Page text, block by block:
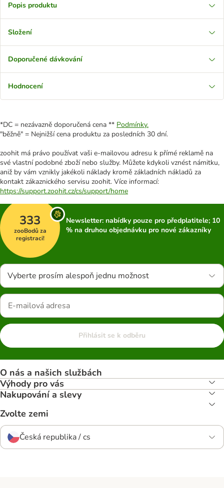
Popis produktu
Složení
Doporučené dávkování
Hodnocení
*DC = nezávazně doporučená cena ** Podmínky.
"běžně" = Nejnižší cena produktu za posledních 30 dní.
zoohit má právo používat vaši e-mailovou adresu k přímé reklamě na
své vlastní podobné zboží nebo služby. Můžete kdykoli vznést námitku,
aniž by vám vznikly jakékoli náklady kromě základních nákladů za
kontakt zákaznického servisu zoohit. Více informací:
https://support.zoohit.cz/cs/support/home
333
zooBodů za
registraci!
Newsletter: nabídky pouze pro předplatitele; 10
% na druhou objednávku pro nové zákazníky
Vyberte prosím alespoň jednu možnost
Přihlásit se k odběru
O nás a našich službách
Výhody pro vás
Nakupování a slevy
Zvolte zemi
Česká republika / cs